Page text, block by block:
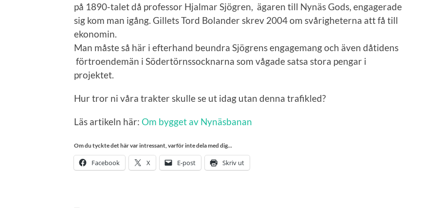
på 1890-talet då professor Hjalmar Sjögren, ägaren till Nynäs Gods, engagerade
sig kom man igång. Gillets Tord Bolander skrev 2004 om svårigheterna att få till
ekonomin.
Man måste så här i efterhand beundra Sjögrens engagemang och även dåtidens
förtroendemän i Södertörnssocknarna som vågade satsa stora pengar i
projektet.
Hur tror ni våra trakter skulle se ut idag utan denna trafikled?
Läs artikeln här: Om bygget av Nynäsbanan
Om du tyckte det här var intressant, varför inte dela med dig...
Facebook X E-post Skriv ut